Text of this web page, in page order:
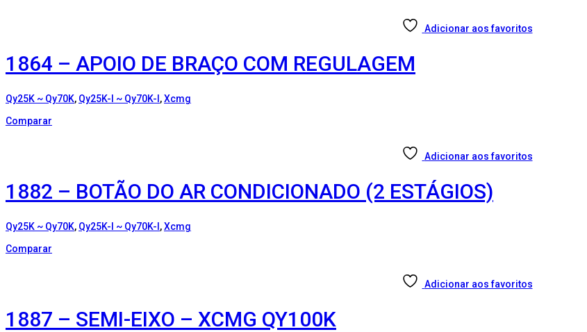
Adicionar aos favoritos
1864 – APOIO DE BRAÇO COM REGULAGEM
Qy25K ~ Qy70K, Qy25K-I ~ Qy70K-I ,Xcmg
Comparar
Adicionar aos favoritos
1882 – BOTÃO DO AR CONDICIONADO (2 ESTÁGIOS)
Qy25K ~ Qy70K, Qy25K-I ~ Qy70K-I ,Xcmg
Comparar
Adicionar aos favoritos
1887 – SEMI-EIXO – XCMG QY100K